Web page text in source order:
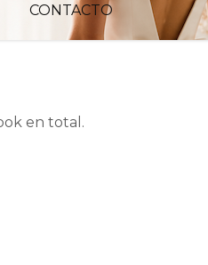
CONTACTO
en total.